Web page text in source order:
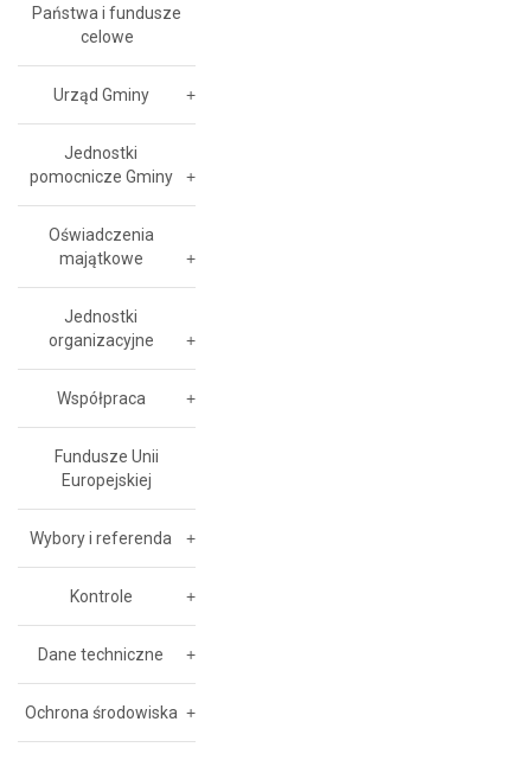
Państwa i fundusze
celowe
Urząd Gminy
Jednostki
pomocnicze Gminy
Oświadczenia
majątkowe
Jednostki
organizacyjne
Współpraca
Fundusze Unii
Europejskiej
Wybory i referenda
Kontrole
Dane techniczne
Ochrona środowiska